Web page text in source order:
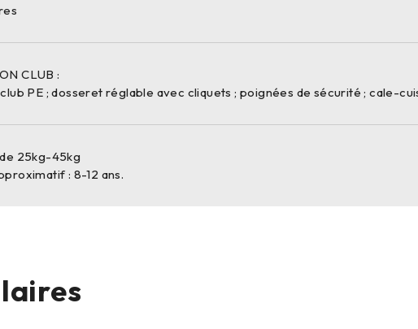
CLUB :
PE ; dosseret réglable avec cliquets ; poignées de sécurité ; cale-
25kg-45kg
: 8-12 ans.